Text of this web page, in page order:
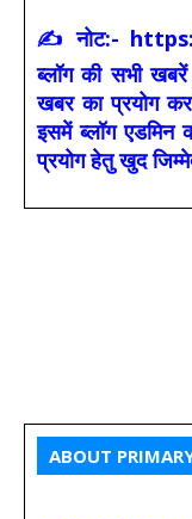
✍ नोट:-
ब्लॉग की सभी
खबर का प्रयोग
इसमें ब्लॉग एडमिन
प्रयोग हेतु खुद
ABOUT